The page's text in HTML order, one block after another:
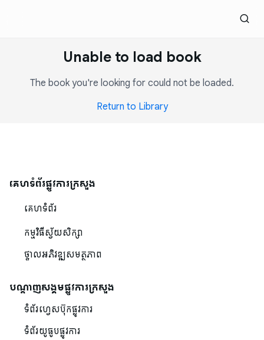
Unable to load book
The book you're looking for could not be loaded.
Return to Library
គេហទំព័រផ្លូវការក្រសួង
គេហទំព័រ
កម្មវិធីស្វ័យសិក្សា
ថ្នាលអភិវឌ្ឍសមត្ថភាព
បណ្ដាញសង្គមផ្លូវការក្រសួង
ទំព័រហ្វេសប៊ុកផ្លូវការ
ទំព័រយូធូបផ្លូវការ